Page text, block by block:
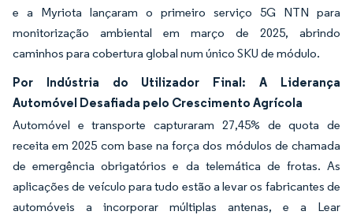
e a Myriota lançaram o primeiro serviço 5G NTN para
monitorização ambiental em março de 2025, abrindo
caminhos para cobertura global num único SKU de módulo.
Por Indústria do Utilizador Final: A Liderança
Automóvel Desafiada pelo Crescimento Agrícola
Automóvel e transporte capturaram 27,45% de quota de
receita em 2025 com base na força dos módulos de chamada
de emergência obrigatórios e da telemática de frotas. As
aplicações de veículo para tudo estão a levar os fabricantes de
automóveis a incorporar múltiplas antenas, e a Lear